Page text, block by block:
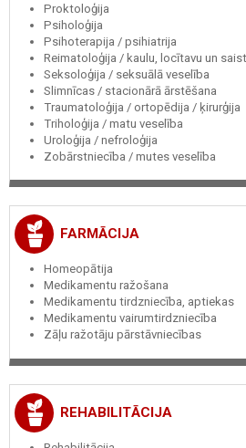
Proktoloģija
Psiholoģija
Psihoterapija / psihiatrija
Reimatoloģija / kaulu, locītavu un
Seksoloģija / seksuālā veselība
Slimnīcas / stacionārā ārstēšana
Traumatoloģija / ortopēdija / ķirurģija
Triholoģija / matu veselība
Uroloģija / nefroloģija
Zobārstniecība / mutes veselība
FARMĀCIJA
Homeopātija
Medikamentu ražošana
Medikamentu tirdzniecība, aptiekas
Medikamentu vairumtirdzniecība
Zāļu ražotāju pārstāvniecības
REHABILITĀCIJA